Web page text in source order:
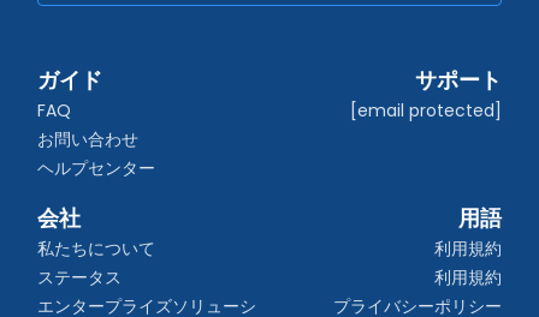
ガイド
FAQ
お問い合わせ
ヘルプセンター
サポート
[email protected]
会社
私たちについて
ステータス
エンタープライズソリューシ
用語
利用規約
利用規約
プライバシーポリシー